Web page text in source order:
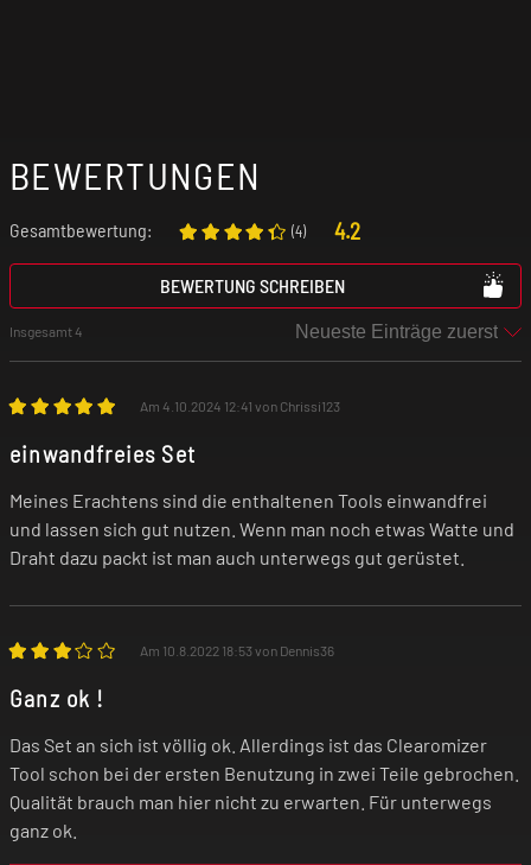
BEWERTUNGEN
Gesamtbewertung: (4) 4.2
BEWERTUNG SCHREIBEN
Insgesamt 4
Am 4.10.2024 12:41 von Chrissi123
einwandfreies Set
Meines Erachtens sind die enthaltenen Tools einwandfrei
und lassen sich gut nutzen. Wenn man noch etwas Watte und
Draht dazu packt ist man auch unterwegs gut gerüstet.
Am 10.8.2022 18:53 von Dennis36
Ganz ok !
Das Set an sich ist völlig ok. Allerdings ist das Clearomizer
Tool schon bei der ersten Benutzung in zwei Teile gebrochen.
Qualität brauch man hier nicht zu erwarten. Für unterwegs
ganz ok.